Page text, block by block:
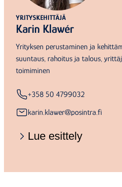
YRITYSKEHITTÄJÄ
Karin Klawér
Yrityksen perustaminen ja
suuntaus, rahoitus ja talous,
toimiminen
+358 50 4799032
karin.klawer@posintra.fi
Lue esittely